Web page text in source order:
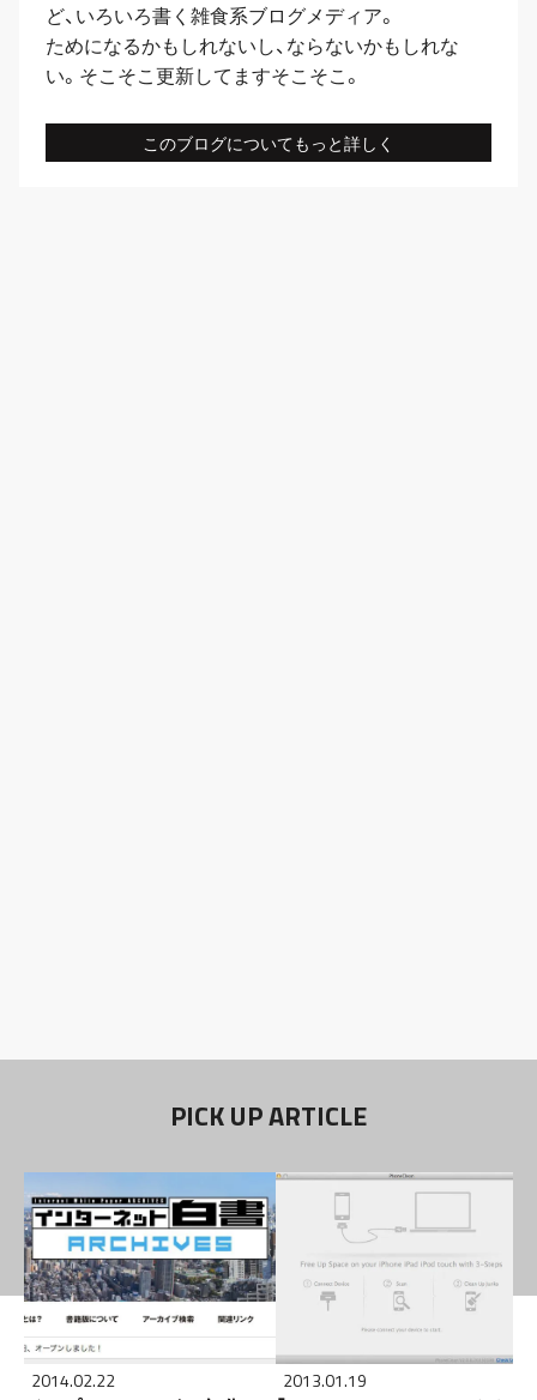
ど、いろいろ書く雑食系ブログメディア。
ためになるかもしれないし、ならないかもしれな
い。そこそこ更新してますそこそこ。
このブログについてもっと詳しく
PICK UP ARTICLE
2014.02.22 2013.01.19